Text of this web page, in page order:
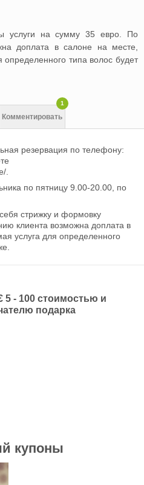
услуги на сумму 35 евро. По
доплата в салоне на месте,
типа волос будет
Комментировать
1
резервация по телефону:
.
по пятницу 9.00-20.00, по
стрижку и формовку
клиента возможна доплата в
услуга для определенного
5 - 100 стоимостью и
подарка
купоны